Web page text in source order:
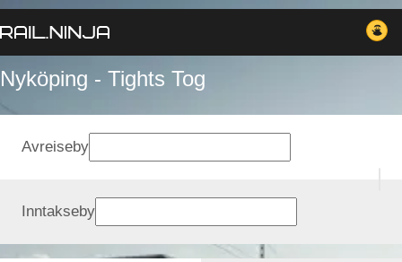
Nyköping - Tights Tog
Avreiseby
Inntakseby